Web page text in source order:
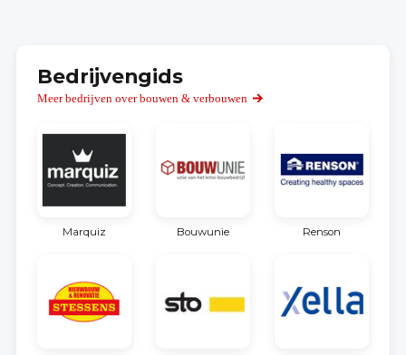
Bedrijvengids
Meer bedrijven over bouwen & verbouwen
Marquiz Bouwunie Renson